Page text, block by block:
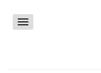
Toggle